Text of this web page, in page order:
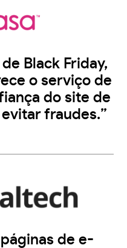
Black Friday,
o serviço de
do site de
fraudes.”
de e-